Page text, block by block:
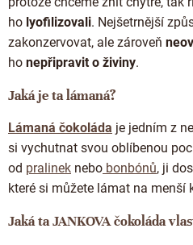
ho lyofilizovali. Nejšetrnější
zakonzervovat, ale zároveň
ho nepřipravit o živiny.
Jaká je ta lámaná?
Lámaná čokoláda je jedním z
si vychutnat svou oblíbenou
od pralinek nebo bonbónů, ji
které si můžete lámat na menší
Jaká ta JANKOVA čokoláda